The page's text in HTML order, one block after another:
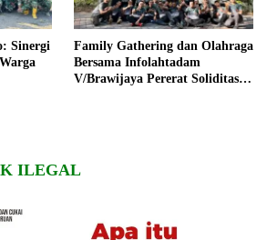
Sinergi
Family Gathering dan Olahraga
Bersama Infolahtadam
V/Brawijaya Pererat Soliditas
ILEGAL